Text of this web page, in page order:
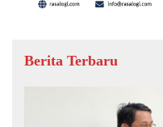
Berita Terbaru